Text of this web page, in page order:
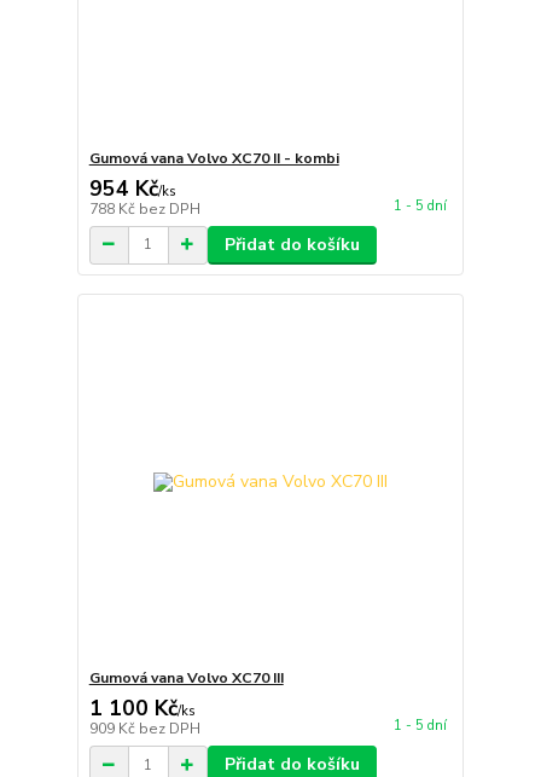
Gumová vana Volvo XC70 II - kombi
954 Kč/ks
788 Kč bez DPH 1 - 5 dní
Přidat do košíku
Gumová vana Volvo XC70 III
1 100 Kč/ks
909 Kč bez DPH 1 - 5 dní
Přidat do košíku